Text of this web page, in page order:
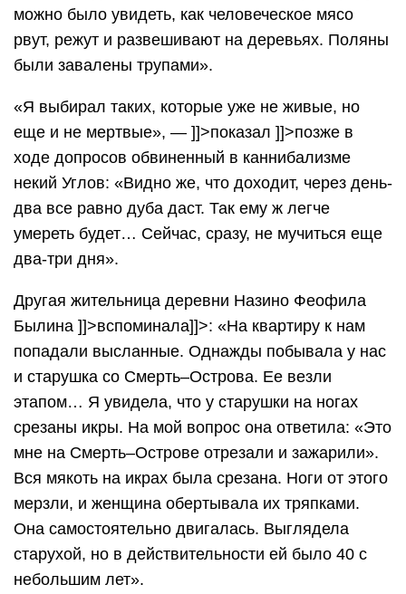
можно было увидеть, как человеческое мясо
рвут, режут и развешивают на деревьях. Поляны
были завалены трупами».
«Я выбирал таких, которые уже не живые, но
еще и не мертвые», — ]]>показал ]]>позже в
ходе допросов обвиненный в каннибализме
некий Углов: «Видно же, что доходит, через день-
два все равно дуба даст. Так ему ж легче
умереть будет… Сейчас, сразу, не мучиться еще
два-три дня».
Другая жительница деревни Назино Феофила
Былина ]]>вспоминала]]>: «На квартиру к нам
попадали высланные. Однажды побывала у нас
и старушка со Смерть–Острова. Ее везли
этапом… Я увидела, что у старушки на ногах
срезаны икры. На мой вопрос она ответила: «Это
мне на Смерть–Острове отрезали и зажарили».
Вся мякоть на икрах была срезана. Ноги от этого
мерзли, и женщина обертывала их тряпками.
Она самостоятельно двигалась. Выглядела
старухой, но в действительности ей было 40 с
небольшим лет».